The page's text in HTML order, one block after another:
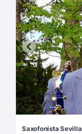
Saxofonista Sevilla